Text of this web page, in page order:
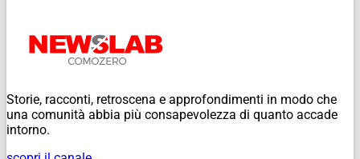
Storie, racconti, retroscena e approfondimenti in modo che
una comunità abbia più consapevolezza di quanto accade
intorno.